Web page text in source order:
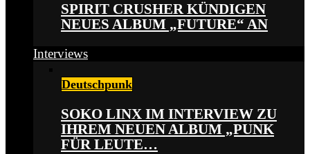
SPIRIT CRUSHER KÜNDIGEN
NEUES ALBUM „FUTURE“ AN
Interviews
Deutschpunk
SOKO LINX IM INTERVIEW ZU
IHREM NEUEN ALBUM „PUNK
FÜR LEUTE…